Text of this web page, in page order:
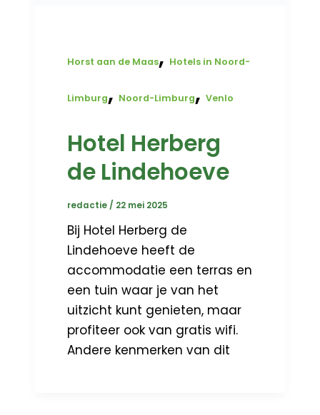
Horst aan de Maas, Hotels in Noord-
Limburg, Noord-Limburg,Venlo
Hotel Herberg
de Lindehoeve
redactie / 22 mei 2025
Bij Hotel Herberg de
Lindehoeve heeft de
accommodatie een terras en
een tuin waar je van het
uitzicht kunt genieten, maar
profiteer ook van gratis wifi.
Andere kenmerken van dit